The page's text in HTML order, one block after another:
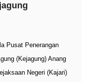
Pusat Penerangan
(Kejagung) Anang
Negeri (Kajari)